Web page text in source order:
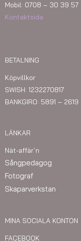
Mobil: 0708 – 30 39 57
Kontaktsida
BETALNING
Köpvillkor
SWISH: 1232270817
BANKGIRO: 5891 – 2619
LÄNKAR
Nät-affär´n
Sångpedagog
Fotograf
Skaparverkstan
MINA SOCIALA KONTON
FACEBOOK